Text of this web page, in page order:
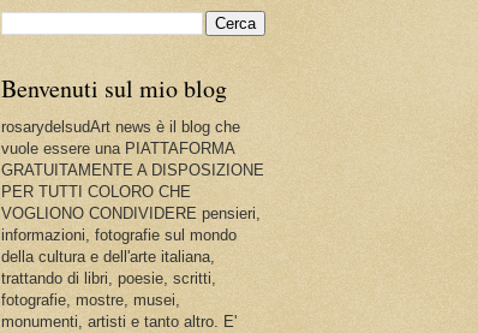
Benvenuti sul mio blog
rosarydelsudArt news è il blog che
vuole essere una PIATTAFORMA
GRATUITAMENTE A DISPOSIZIONE
PER TUTTI COLORO CHE
VOGLIONO CONDIVIDERE pensieri,
informazioni, fotografie sul mondo
della cultura e dell'arte italiana,
trattando di libri, poesie, scritti,
fotografie, mostre, musei,
monumenti, artisti e tanto altro. E'